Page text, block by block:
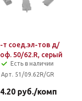
т соед.эл-тов д/
50/62.R, серый
Есть в наличии
Арт. 51/09.62R/GR
руб./комп